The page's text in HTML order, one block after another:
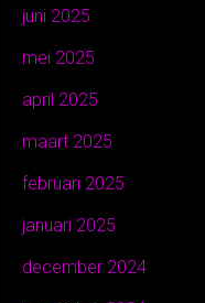
juni 2025
mei 2025
april 2025
maart 2025
februari 2025
januari 2025
december 2024